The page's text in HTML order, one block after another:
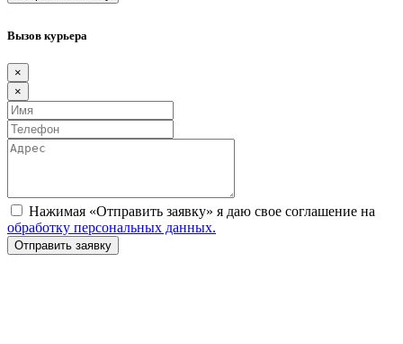
Вызов курьера
×
×
Нажимая «Отправить заявку» я даю свое соглашение на
обработку персональных данных.